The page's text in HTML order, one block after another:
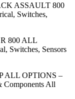
ASSAULT 800
Switches,
800 ALL
Switches, Sensors
ALL OPTIONS –
Components All